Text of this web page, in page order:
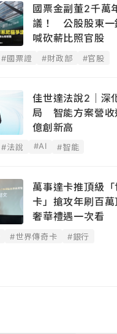
國票金副董2千萬
議！ 公股股東一
喊砍薪比照官股
#國票證 #財政部 #官股
佳世達法說2｜深
局 智能方案營收
億創新高
#法說 #AI #智能
萬事達卡推頂級
卡」搶攻年刷百
奢華禮遇一次看
#世界傳奇卡 #銀行